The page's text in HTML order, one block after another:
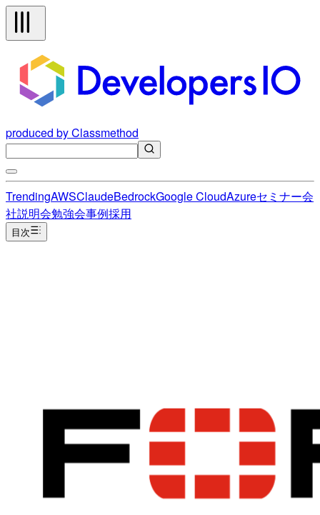
produced by Classmethod
TrendingAWSClaudeBedrockGoogle CloudAzureセミナー会
社説明会勉強会事例採用
目次